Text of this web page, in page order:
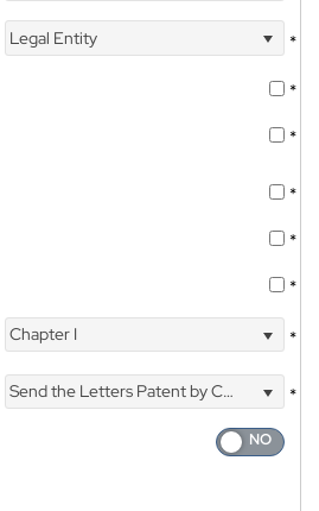
Legal Entity
*
*
*
*
*
*
Chapter I *
Send the Letters Patent by Courier
*